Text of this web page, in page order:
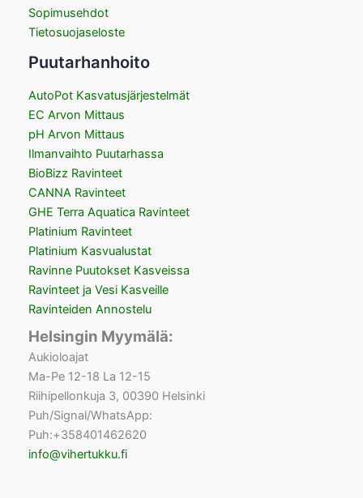
Sopimusehdot
Tietosuojaseloste
Puutarhanhoito
AutoPot Kasvatusjärjestelmät
EC Arvon Mittaus
pH Arvon Mittaus
Ilmanvaihto Puutarhassa
BioBizz Ravinteet
CANNA Ravinteet
GHE Terra Aquatica Ravinteet
Platinium Ravinteet
Platinium Kasvualustat
Ravinne Puutokset Kasveissa
Ravinteet ja Vesi Kasveille
Ravinteiden Annostelu
Helsingin Myymälä:
Aukioloajat
Ma-Pe 12-18 La 12-15
Riihipellonkuja 3, 00390 Helsinki
Puh/Signal/WhatsApp:
Puh:+358401462620
info@vihertukku.fi